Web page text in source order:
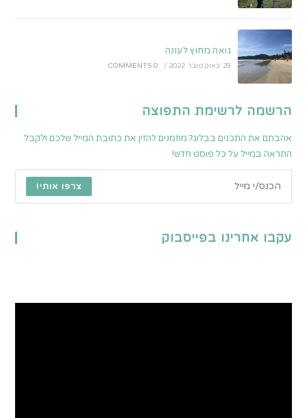
גואה מחוץ לעונה
29 באוקטובר 2022 /
0 COMMENTS
הרשמה לרשימת התפוצה
אהבתם את התכנים בבלוג? מוזמנים להזין את כתובת המייל שלכם ולקבל
התראה במייל על כל פוסט חדש!
צרפו אותי!
עקבו אחרינו בפייסבוק